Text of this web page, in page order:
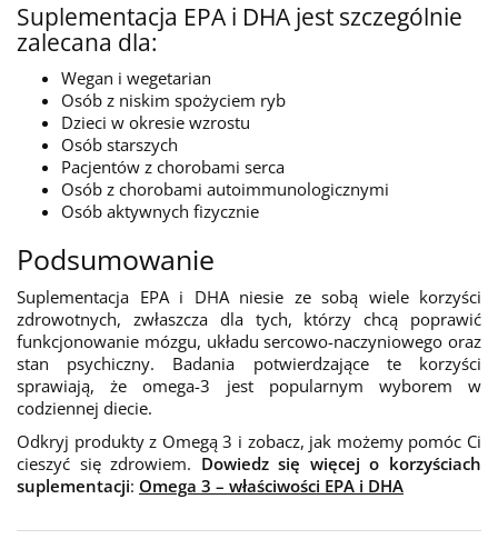
Suplementacja EPA i DHA jest szczególnie
zalecana dla:
Wegan i wegetarian
Osób z niskim spożyciem ryb
Dzieci w okresie wzrostu
Osób starszych
Pacjentów z chorobami serca
Osób z chorobami autoimmunologicznymi
Osób aktywnych fizycznie
Podsumowanie
Suplementacja EPA i DHA niesie ze sobą wiele korzyści
zdrowotnych, zwłaszcza dla tych, którzy chcą poprawić
funkcjonowanie mózgu, układu sercowo-naczyniowego oraz
stan psychiczny. Badania potwierdzające te korzyści
sprawiają, że omega-3 jest popularnym wyborem w
codziennej diecie.
Odkryj produkty z Omegą 3 i zobacz, jak możemy pomóc Ci
cieszyć się zdrowiem. Dowiedz się więcej o korzyściach
suplementacji: Omega 3 – właściwości EPA i DHA